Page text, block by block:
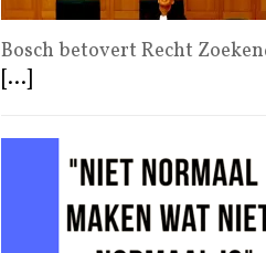
Bosch betovert Recht
[...]